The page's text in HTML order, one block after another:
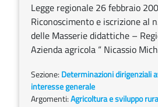
Legge regionale 26 febbraio
Riconoscimento e iscrizione al
delle Masserie didattiche –
Azienda agricola “ Nicassio
Sezione: Determinazioni dirigenziali
interesse generale
Argomenti:Agricoltura e sviluppo